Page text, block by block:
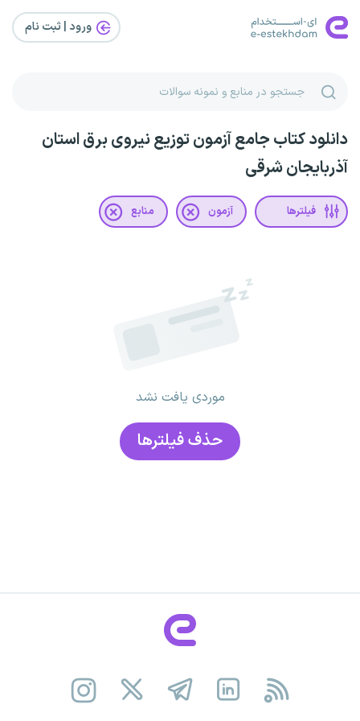
ورود | ثبت‌ نام
دانلود کتاب جامع آزمون توزیع نیروی برق استان
آذربایجان شرقی
فیلترها آزمون منابع
موردی یافت نشد
حذف فیلتر‌ها